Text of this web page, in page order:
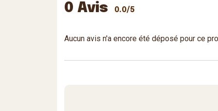
0 Avis 0.0/5
Aucun avis n'a encore été déposé pour ce